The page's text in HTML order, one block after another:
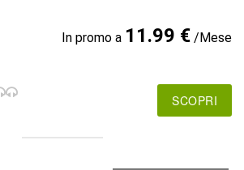
In promo a 11.99 €/Mese
SCOPRI